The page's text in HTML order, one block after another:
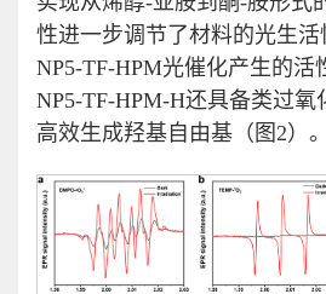
性进一步调节了材料的光生
NP5-TF-HPM光催化产生的活
NP5-TF-HPM-H还具备类过
高效生成羟基自由基（图2）。